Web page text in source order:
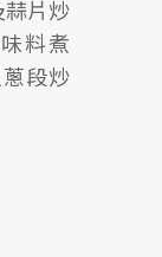
蒜片炒
料煮
段炒